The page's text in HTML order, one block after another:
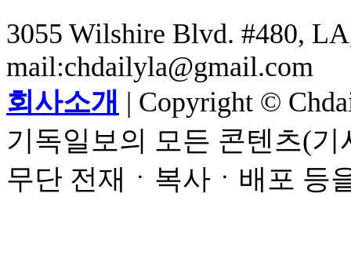
3055 Wilshire Blvd. #480,
mail:chdailyla@gmail.com
회사소개 | Copyright ©
기독일보의 모든 콘텐츠(
무단 전재ㆍ복사ㆍ배포 등